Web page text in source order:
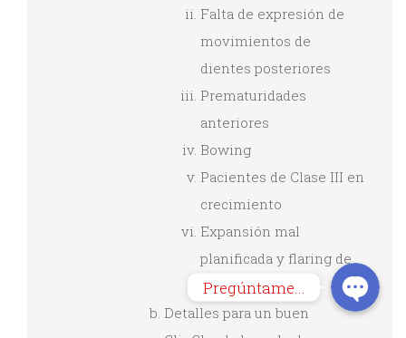
Falta de expresión de
movimientos de
dientes posteriores
Prematuridades
anteriores
Bowing
Pacientes de Clase III en
crecimiento
Expansión mal
planificada y flaring de
las coronas
Detalles para un buen
Pregúntame...